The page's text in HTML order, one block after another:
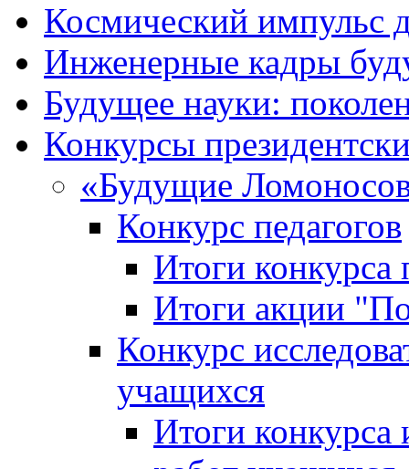
Космический импульс
Инженерные кадры
Будущее науки:
Конкурсы
«Будущие
Конкурс педагогов
Итоги конкурса
Итоги акции
Конкурс
учащихся
Итоги конкурса